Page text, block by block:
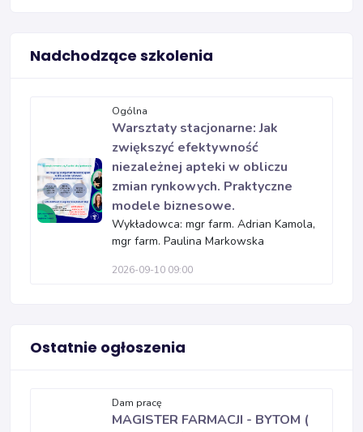
Nadchodzące szkolenia
Ogólna
Warsztaty stacjonarne: Jak
zwiększyć efektywność
niezależnej apteki w obliczu
zmian rynkowych. Praktyczne
modele biznesowe.
Wykładowca: mgr farm. Adrian Kamola,
mgr farm. Paulina Markowska
2026-09-10 09:00
Ostatnie ogłoszenia
Dam pracę
MAGISTER FARMACJI - BYTOM (